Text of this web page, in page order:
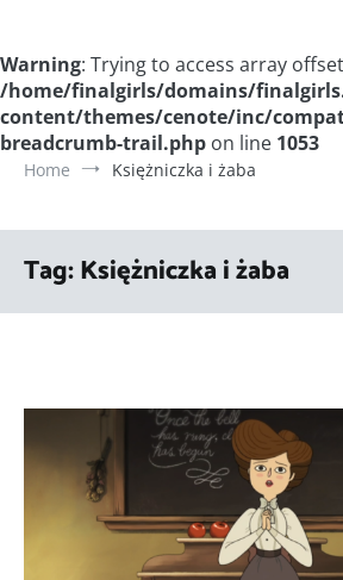
Warning: Trying to access array
/home/finalgirls/domains/
content/themes/cenote/inc/
breadcrumb-trail.php on line 1053
Home Księżniczka i żaba
Tag:Księżniczka i żaba